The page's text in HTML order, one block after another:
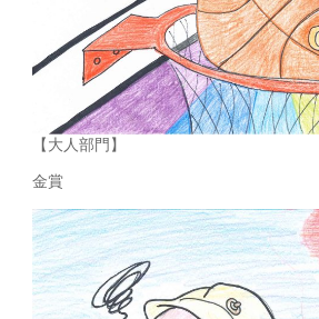
【大人部門】
金賞